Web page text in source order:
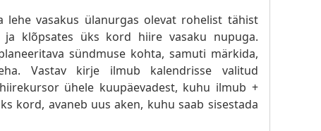
lehe vasakus ülanurgas olevat rohelist tähist
ja klõpsates üks kord hiire vasaku nupuga.
sündmuse kohta, samuti märkida,
Vastav kirje ilmub kalendrisse valitud
ühele kuupäevadest, kuhu ilmub +
kord, avaneb uus aken, kuhu saab sisestada